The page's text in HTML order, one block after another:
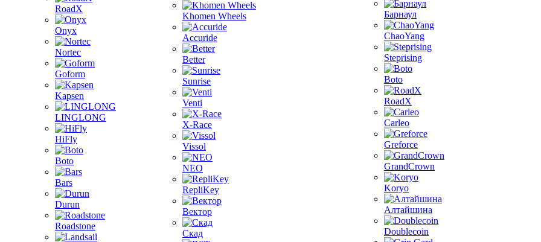
RoadX
Onyx
Nortec
Goform
Kapsen
LINGLONG
HiFly
Boto
Bars
Durun
Roadstone
Khomen Wheels
Accuride
Better
Sunrise
Venti
X-Race
Vissol
NEO
RepliKey
Вектор
Скад
Барнаул
ChaoYang
Steprising
Boto
RoadX
Carleo
Greforce
GrandCrown
Koryo
Алтайшина
Doublecoin